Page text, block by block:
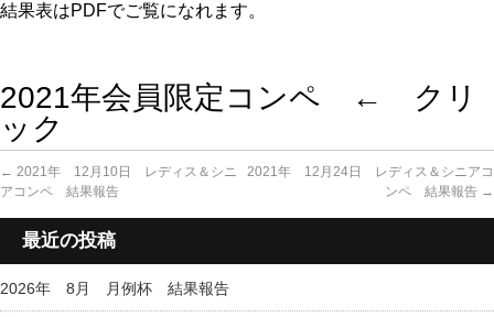
結果表はPDFでご覧になれます。
2021年会員限定コンペ ← クリ
ック
← 2021年 12月10日 レディス＆シニ
アコンペ 結果報告
2021年 12月24日 レディス＆シニアコ
ンペ 結果報告 →
最近の投稿
2026年 8月 月例杯 結果報告